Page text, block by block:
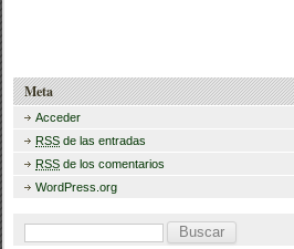
e
b
o
o
k
er p
tir
Meta
Acceder
RSS de las entradas
RSS de los comentarios
WordPress.org
B